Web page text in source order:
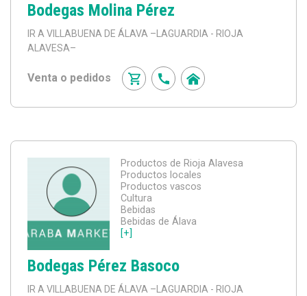
Bodegas Molina Pérez
IR A VILLABUENA DE ÁLAVA –LAGUARDIA - RIOJA
ALAVESA–
Venta o pedidos
Productos de Rioja Alavesa
Productos locales
Productos vascos
Cultura
Bebidas
Bebidas de Álava
[+]
Bodegas Pérez Basoco
IR A VILLABUENA DE ÁLAVA –LAGUARDIA - RIOJA